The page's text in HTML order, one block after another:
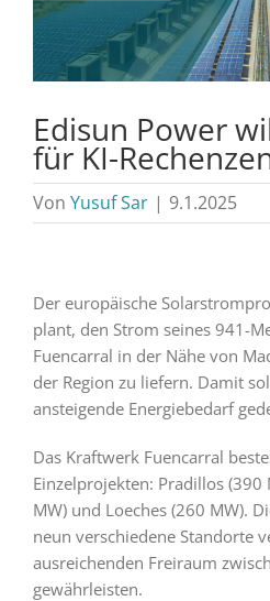
Edisun Power
für KI-
Von Yusuf Sar | 9.1.2025
Der europäische
plant, den Strom seines 941-
Fuencarral in der Nähe von
der Region zu liefern. Damit
ansteigende Energiebedarf
Das Kraftwerk Fuencarral
Einzelprojekten: Pradillos (390
MW) und Loeches (260 MW).
neun verschiedene Standorte
ausreichenden Freiraum
gewährleisten.